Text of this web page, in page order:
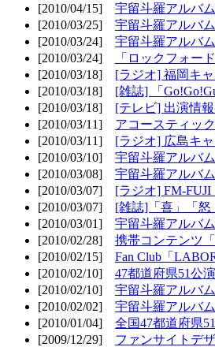
[2010/04/15] 宇留斗羅アルバ
[2010/03/25] 宇留斗羅アルバ
[2010/03/24] 宇留斗羅アルバ
[2010/03/24]
「ロックフォー
[2010/03/18] [ラジオ] 福岡キ
[2010/03/18] [雑誌] 「
[2010/03/18] [テレビ] 出演情報
[2010/03/11] アコースティッ
[2010/03/11] [ラジオ] 広島キ
[2010/03/10] 宇留斗羅アルバ
[2010/03/08] 宇留斗羅アルバ
[2010/03/07] [ラジオ] FM-FUJI
[2010/03/07] [雑誌]「喜」「
[2010/03/01] 宇留斗羅アルバ
[2010/02/28] 携帯コンテンツ
[2010/02/15] Fan Club「
[2010/02/10] 47都道府県51公
[2010/02/10] 宇留斗羅アルバ
[2010/02/02] 宇留斗羅アルバ
[2010/01/04] 全国47都道府県
[2009/12/29] ファンサイトデ